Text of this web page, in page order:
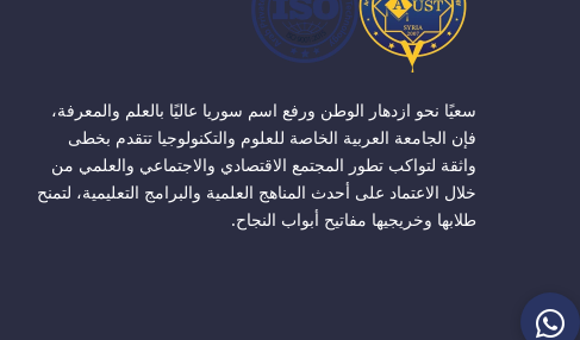
سعيًا نحو ازدهار الوطن ورفع اسم سوريا عاليًا بالعلم والمعرفة،
فإن الجامعة العربية الخاصة للعلوم والتكنولوجيا تتقدم بخطى
واثقة لتواكب تطور المجتمع الاقتصادي والاجتماعي والعلمي من
خلال الاعتماد على أحدث المناهج العلمية والبرامج التعليمية، لتمنح
طلابها وخريجيها مفاتيح أبواب النجاح.